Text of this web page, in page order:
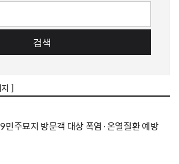
검색
]
민주묘지 방문객 대상 폭염·온열질환 예방